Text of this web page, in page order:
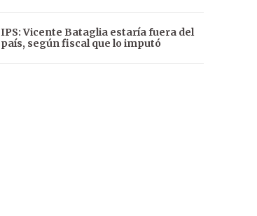
IPS: Vicente Bataglia estaría fuera del
país, según fiscal que lo imputó